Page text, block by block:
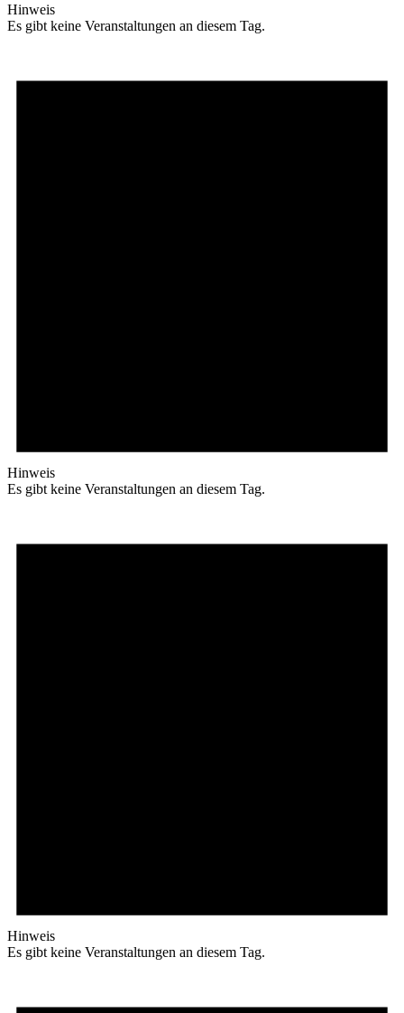
Hinweis
Es gibt keine Veranstaltungen an diesem Tag.
Hinweis
Es gibt keine Veranstaltungen an diesem Tag.
Hinweis
Es gibt keine Veranstaltungen an diesem Tag.